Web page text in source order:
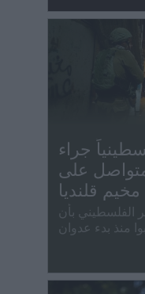
الإسباني
48 فلسطينياً جراء
على
مخيم قلنديا
الفلسطيني بأن
منذ بدء عدوان